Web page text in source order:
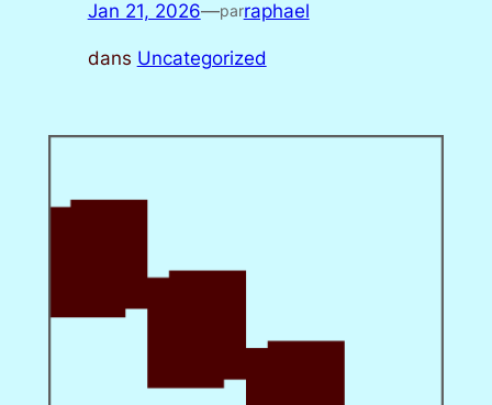
Jan 21, 2026—parraphael
dans Uncategorized